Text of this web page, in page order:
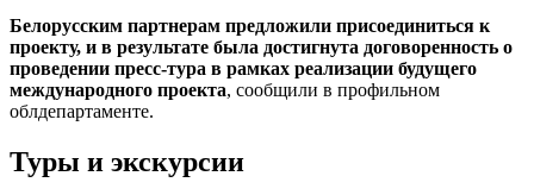
Белорусским партнерам предложили присоединиться к
проекту, и в результате была достигнута договоренность о
проведении пресс-тура в рамках реализации будущего
международного проекта, сообщили в профильном
облдепартаменте.
Туры и экскурсии